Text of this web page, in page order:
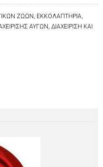
ΖΩΩΝ, ΕΚΚΟΛΑΠΤΗΡΙΑ,
ΑΥΓΩΝ, ΔΙΑΧΕΙΡΙΣΗ ΚΑΙ